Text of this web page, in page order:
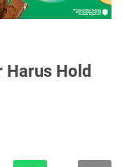
Harus Hold